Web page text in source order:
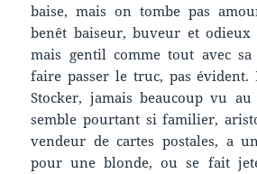
baise, mais on tombe pas
benêt baiseur, buveur et odieux
mais gentil comme tout avec
faire passer le truc, pas évident.
Stocker, jamais beaucoup vu
semble pourtant si familier,
vendeur de cartes postales, a
pour une blonde, ou se fait